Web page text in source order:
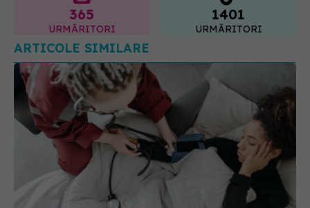
URMĂRITORI URMĂRITORI
ARTICOLE SIMILARE